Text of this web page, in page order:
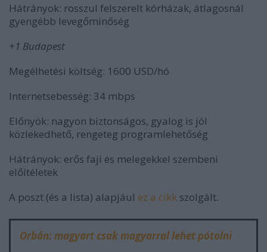
Hátrányok: rosszul felszerelt kórházak, átlagosnál
gyengébb levegőminőség
+1 Budapest
Megélhetési költség: 1600 USD/hó
Internetsebesség: 34 mbps
Előnyök: nagyon biztonságos, gyalog is jól
közlekedhető, rengeteg programlehetőség
Hátrányok: erős faji és melegekkel szembeni
előítéletek
A poszt (és a lista) alapjául ez a cikk szolgált.
Orbán: magyart csak magyarral lehet pótolni